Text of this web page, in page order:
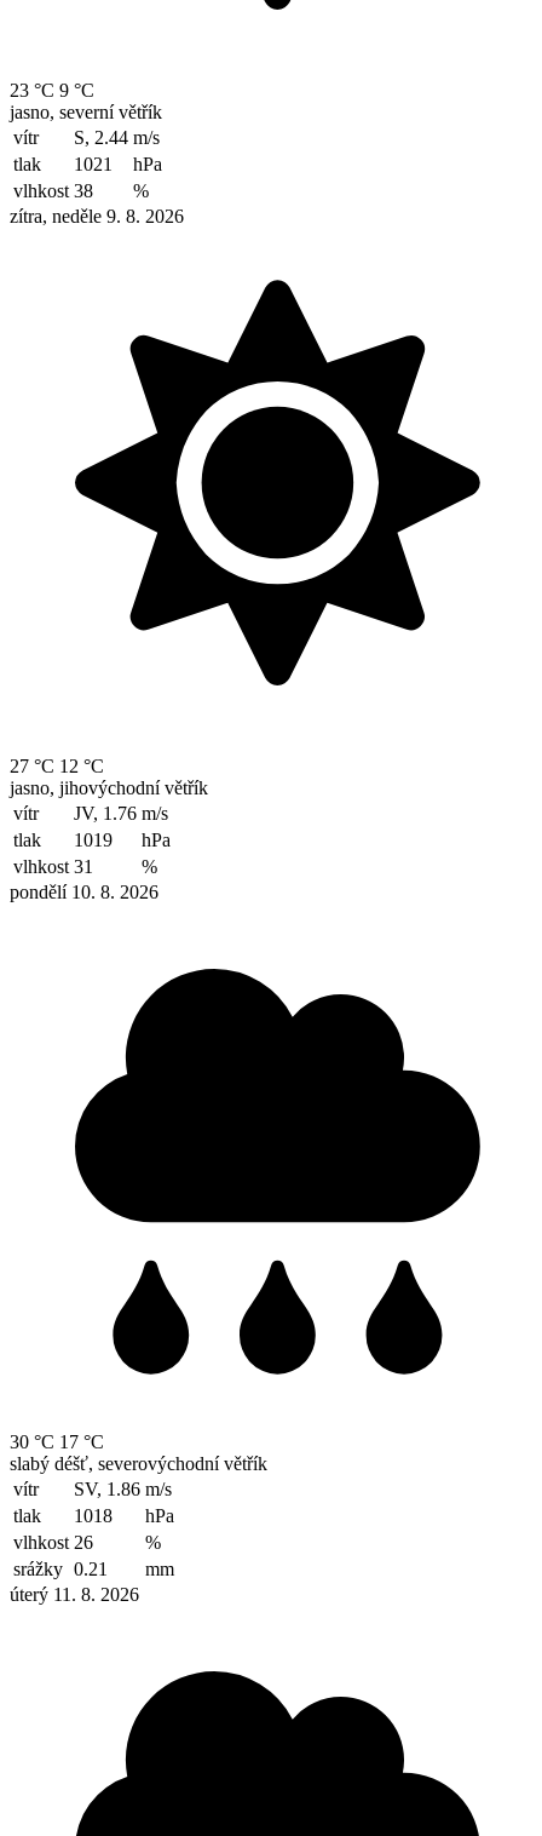
23 °C 9 °C
jasno, severní větřík
vítr
S, 2.44 m/s
tlak
1021
hPa
vlhkost 38
%
zítra, neděle 9. 8. 2026
27 °C 12 °C
jasno, jihovýchodní větřík
vítr
JV, 1.76 m/s
tlak
1019
hPa
vlhkost 31
%
pondělí 10. 8. 2026
30 °C 17 °C
slabý déšť, severovýchodní větřík
vítr
SV, 1.86 m/s
tlak
1018
hPa
vlhkost 26
%
srážky 0.21
mm
úterý 11. 8. 2026